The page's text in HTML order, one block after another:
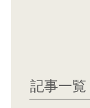
記事一覧